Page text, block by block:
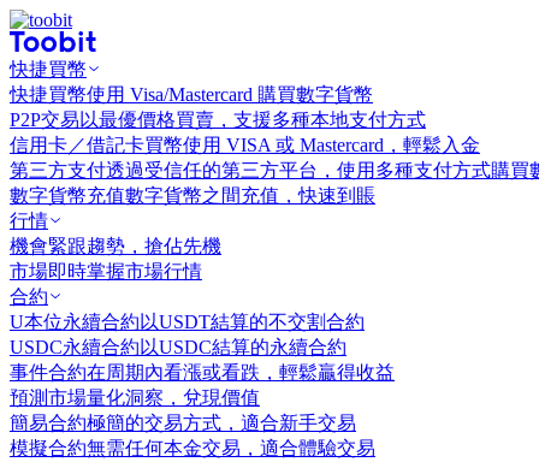
快捷買幣
快捷買幣使用 Visa/Mastercard 購買數字貨幣
P2P交易 以最優價格買賣，支援多種本地支付方式
信用卡／借記卡買幣使用 VISA 或 Mastercard，輕鬆入金
第三方支付透過受信任的第三方平台，使用多種支付方式購買
數字貨幣充值數字貨幣之間充值，快速到賬
行情
機會緊跟趨勢，搶佔先機
市場即時掌握市場行情
合約
U本位永續合約 以USDT結算的不交割合約
USDC永續合約 以USDC結算的永續合約
事件合約在周期內看漲或看跌，輕鬆贏得收益
預測市場量化洞察，兌現價值
簡易合約極簡的交易方式，適合新手交易
模擬合約無需任何本金交易，適合體驗交易